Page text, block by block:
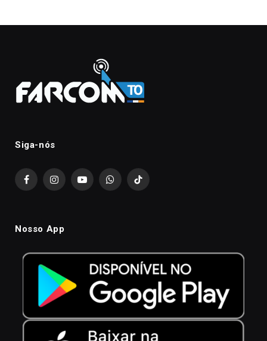
Siga-nós
FacebookInstagramYouTubeWhatsAppTikTok
Nosso App